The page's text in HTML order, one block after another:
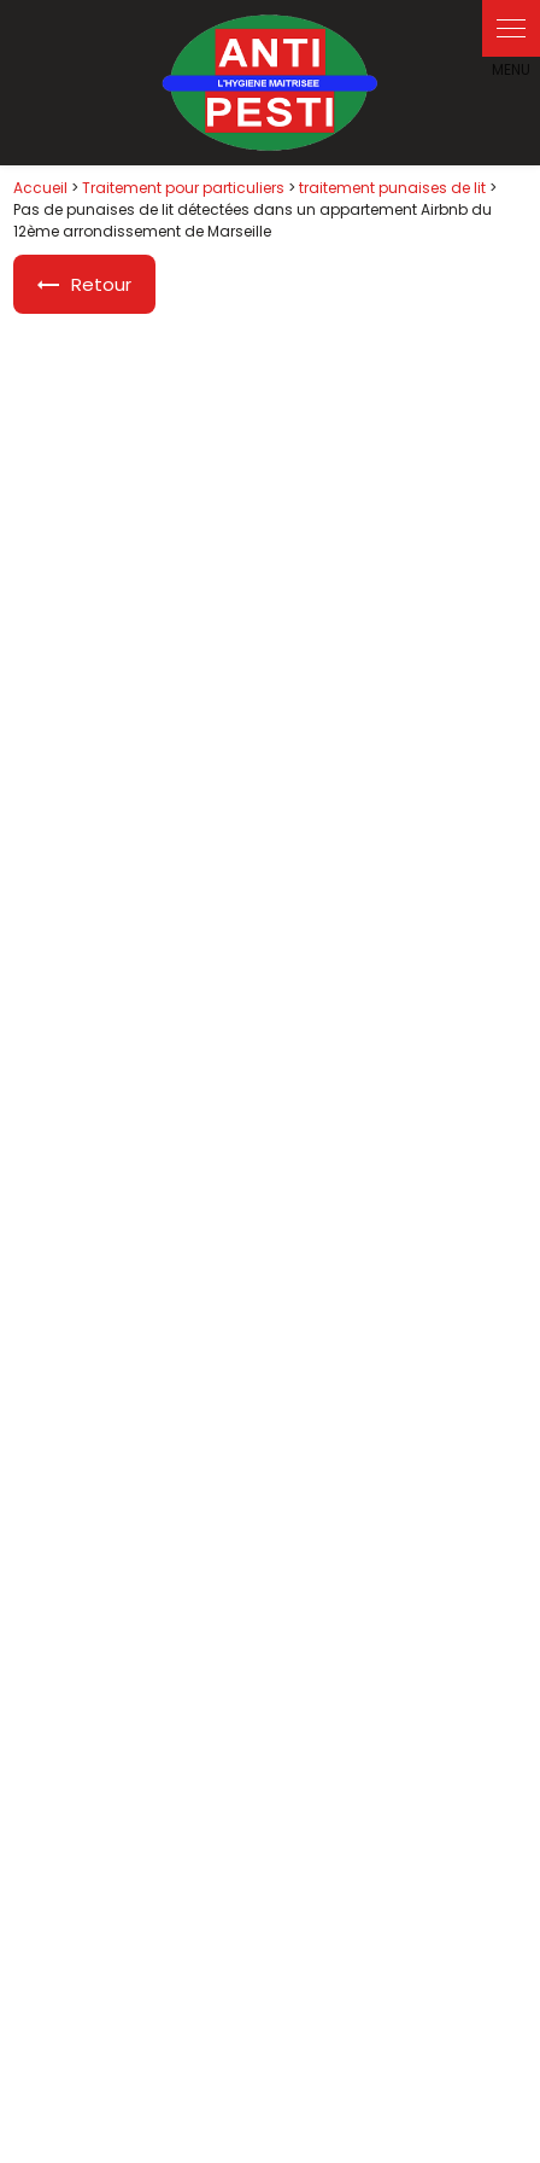
Accueil >Traitement pour particuliers >traitement punaises de lit >
Pas de punaises de lit détectées dans un appartement Airbnb du
12ème arrondissement de Marseille
Retour